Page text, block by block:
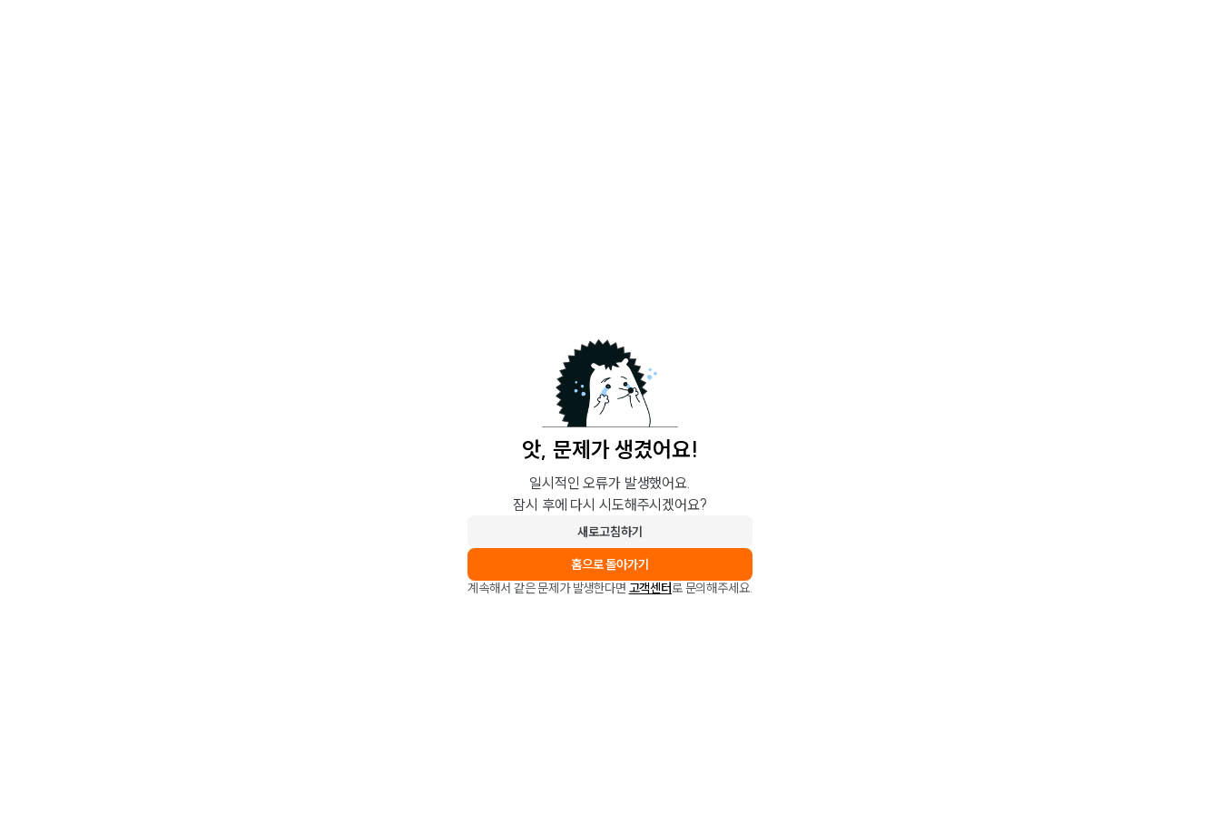
앗, 문제가 생겼어요!
일시적인 오류가 발생했어요.
잠시 후에 다시 시도해주시겠어요?
새로고침하기
홈으로 돌아가기
계속해서 같은 문제가 발생한다면 고객센터로 문의해주세요.